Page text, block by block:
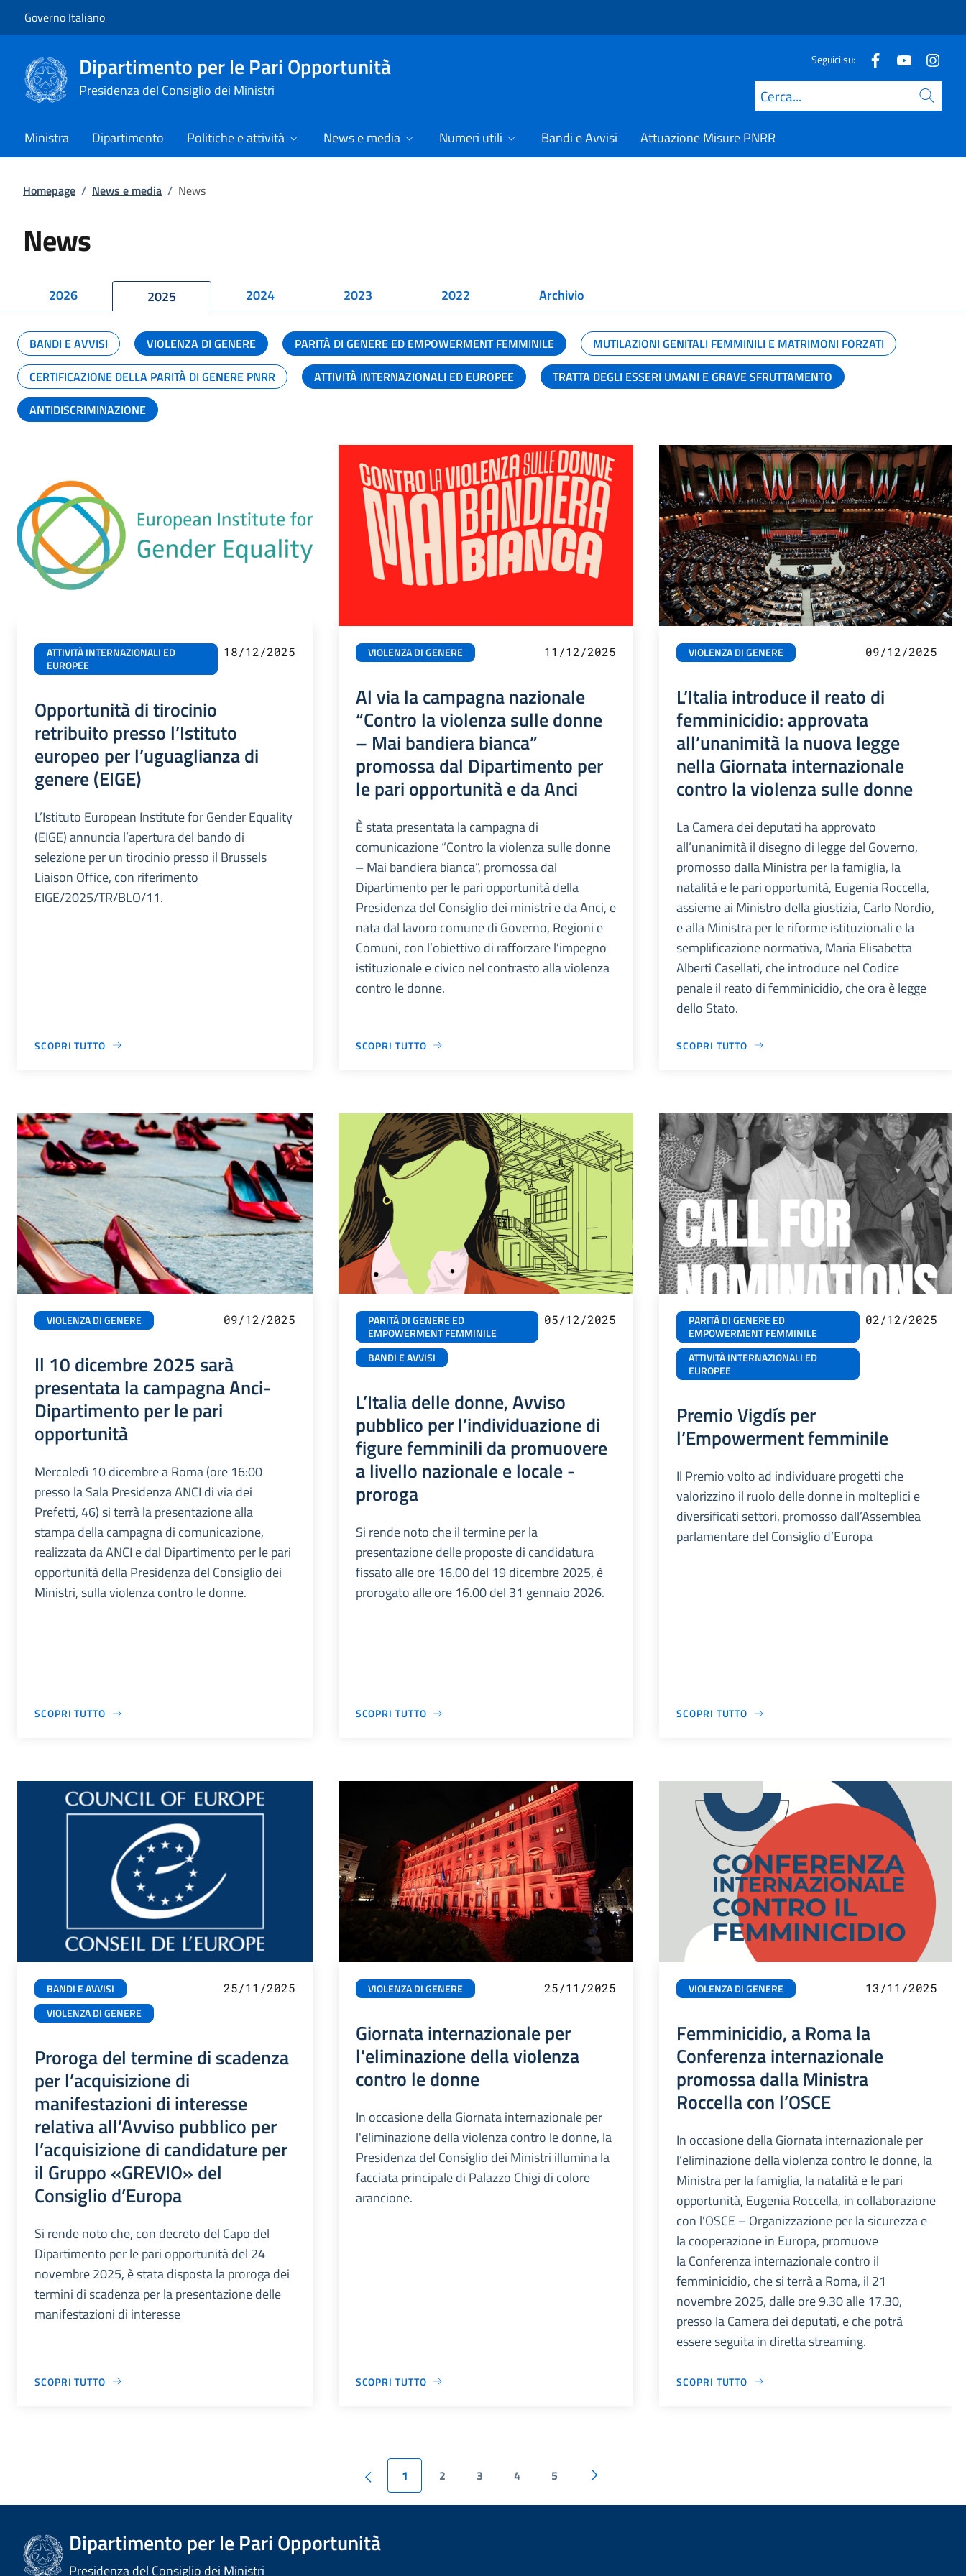
Governo Italiano
Dipartimento per le Pari Opportunità
Presidenza del Consiglio dei Ministri
Seguici su:
Cerca
Ministra Dipartimento Politiche e attività News e media Numeri utili Bandi e Avvisi Attuazione Misure PNRR
Homepage / News e media / News
News
2026 2025 2024 2023 2022 Archivio
BANDI E AVVISI VIOLENZA DI GENERE PARITÀ DI GENERE ED EMPOWERMENT FEMMINILE
MUTILAZIONI GENITALI FEMMINILI E MATRIMONI FORZATI
CERTIFICAZIONE DELLA PARITÀ DI GENERE PNRR
ATTIVITÀ INTERNAZIONALI ED EUROPEE
TRATTA DEGLI ESSERI UMANI E GRAVE SFRUTTAMENTO
ANTIDISCRIMINAZIONE
ATTIVITÀ INTERNAZIONALI ED
EUROPEE
18/12/2025
Opportunità di tirocinio
retribuito presso l’Istituto
europeo per l’uguaglianza di
genere (EIGE)
L’Istituto European Institute for Gender Equality
(EIGE) annuncia l’apertura del bando di
selezione per un tirocinio presso il Brussels
Liaison Office, con riferimento
EIGE/2025/TR/BLO/11.
SCOPRI TUTTO
VIOLENZA DI GENERE 11/12/2025
Al via la campagna nazionale
“Contro la violenza sulle donne
– Mai bandiera bianca”
promossa dal Dipartimento per
le pari opportunità e da Anci
È stata presentata la campagna di
comunicazione “Contro la violenza sulle donne
– Mai bandiera bianca”, promossa dal
Dipartimento per le pari opportunità della
Presidenza del Consiglio dei ministri e da Anci, e
nata dal lavoro comune di Governo, Regioni e
Comuni, con l’obiettivo di rafforzare l’impegno
istituzionale e civico nel contrasto alla violenza
contro le donne.
SCOPRI TUTTO
VIOLENZA DI GENERE 09/12/2025
L’Italia introduce il reato di
femminicidio: approvata
all’unanimità la nuova legge
nella Giornata internazionale
contro la violenza sulle donne
La Camera dei deputati ha approvato
all’unanimità il disegno di legge del Governo,
promosso dalla Ministra per la famiglia, la
natalità e le pari opportunità, Eugenia Roccella,
assieme ai Ministro della giustizia, Carlo Nordio,
e alla Ministra per le riforme istituzionali e la
semplificazione normativa, Maria Elisabetta
Alberti Casellati, che introduce nel Codice
penale il reato di femminicidio, che ora è legge
dello Stato.
SCOPRI TUTTO
VIOLENZA DI GENERE 09/12/2025
Il 10 dicembre 2025 sarà
presentata la campagna Anci-
Dipartimento per le pari
opportunità
Mercoledì 10 dicembre a Roma (ore 16:00
presso la Sala Presidenza ANCI di via dei
Prefetti, 46) si terrà la presentazione alla
stampa della campagna di comunicazione,
realizzata da ANCI e dal Dipartimento per le pari
opportunità della Presidenza del Consiglio dei
Ministri, sulla violenza contro le donne.
SCOPRI TUTTO
PARITÀ DI GENERE ED
EMPOWERMENT FEMMINILE
BANDI E AVVISI
05/12/2025
L’Italia delle donne, Avviso
pubblico per l’individuazione di
figure femminili da promuovere
a livello nazionale e locale -
proroga
Si rende noto che il termine per la
presentazione delle proposte di candidatura
fissato alle ore 16.00 del 19 dicembre 2025, è
prorogato alle ore 16.00 del 31 gennaio 2026.
SCOPRI TUTTO
PARITÀ DI GENERE ED
EMPOWERMENT FEMMINILE
ATTIVITÀ INTERNAZIONALI ED
EUROPEE
02/12/2025
Premio Vigdís per
l’Empowerment femminile
Il Premio volto ad individuare progetti che
valorizzino il ruolo delle donne in molteplici e
diversificati settori, promosso dall’Assemblea
parlamentare del Consiglio d’Europa
SCOPRI TUTTO
BANDI E AVVISI
VIOLENZA DI GENERE
25/11/2025
Proroga del termine di scadenza
per l’acquisizione di
manifestazioni di interesse
relativa all’Avviso pubblico per
l’acquisizione di candidature per
il Gruppo «GREVIO» del
Consiglio d’Europa
Si rende noto che, con decreto del Capo del
Dipartimento per le pari opportunità del 24
novembre 2025, è stata disposta la proroga dei
termini di scadenza per la presentazione delle
manifestazioni di interesse
SCOPRI TUTTO
VIOLENZA DI GENERE 25/11/2025
Giornata internazionale per
l'eliminazione della violenza
contro le donne
In occasione della Giornata internazionale per
l'eliminazione della violenza contro le donne, la
Presidenza del Consiglio dei Ministri illumina la
facciata principale di Palazzo Chigi di colore
arancione.
SCOPRI TUTTO
VIOLENZA DI GENERE 13/11/2025
Femminicidio, a Roma la
Conferenza internazionale
promossa dalla Ministra
Roccella con l’OSCE
In occasione della Giornata internazionale per
l’eliminazione della violenza contro le donne, la
Ministra per la famiglia, la natalità e le pari
opportunità, Eugenia Roccella, in collaborazione
con l’OSCE – Organizzazione per la sicurezza e
la cooperazione in Europa, promuove
la Conferenza internazionale contro il
femminicidio, che si terrà a Roma, il 21
novembre 2025, dalle ore 9.30 alle 17.30,
presso la Camera dei deputati, e che potrà
essere seguita in diretta streaming.
SCOPRI TUTTO
1 2 3 4 5
Dipartimento per le Pari Opportunità
Presidenza del Consiglio dei Ministri